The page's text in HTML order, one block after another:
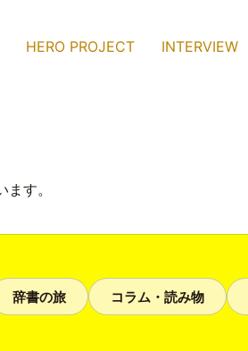
HERO PROJECT INTERVIEW
す。
辞書の旅 コラム・読み物